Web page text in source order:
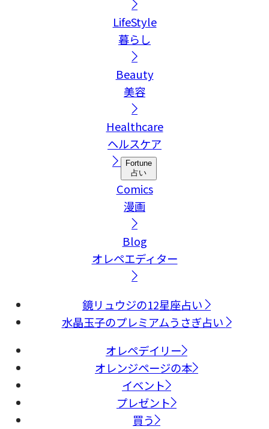
LifeStyle
暮らし
Beauty
美容
Healthcare
ヘルスケア
Fortune
占い
Comics
漫画
Blog
オレペエディター
鏡リュウジの12星座占い
水晶玉子のプレミアムうさぎ占い
オレペデイリー
オレンジページの本
イベント
プレゼント
買う